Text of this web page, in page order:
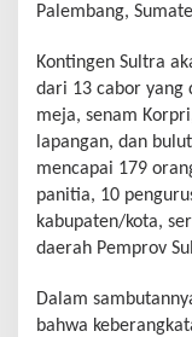
Palembang,
Kontingen Sultra
dari 13 cabor yang
meja, senam
lapangan, dan
mencapai 179
panitia, 10
kabupaten/kota,
daerah Pemprov
Dalam
bahwa